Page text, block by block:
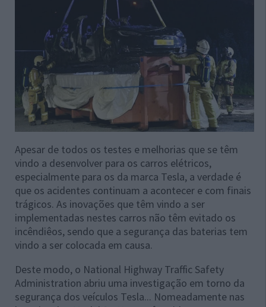
Apesar de todos os testes e melhorias que se têm
vindo a desenvolver para os carros elétricos,
especialmente para os da marca Tesla, a verdade é
que os acidentes continuam a acontecer e com finais
trágicos. As inovações que têm vindo a ser
implementadas nestes carros não têm evitado os
incêndiêos, sendo que a segurança das baterias tem
vindo a ser colocada em causa.
Deste modo, o National Highway Traffic Safety
Administration abriu uma investigação em torno da
segurança dos veículos Tesla... Nomeadamente nas